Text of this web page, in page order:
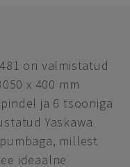
on valmistatud
x 400 mm
ja 6 tsooniga
Yaskawa
millest
ideaalne